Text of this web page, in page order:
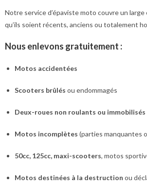
Notre service d’épaviste moto couvre un
qu’ils soient récents, anciens ou totalement
Nous enlevons gratuitement :
Motos accidentées
Scooters brûlés ou endommagés
Deux-roues non roulants ou immobilisés
Motos incomplètes (parties manquantes
50cc, 125cc, maxi-scooters, motos
Motos destinées à la destruction ou